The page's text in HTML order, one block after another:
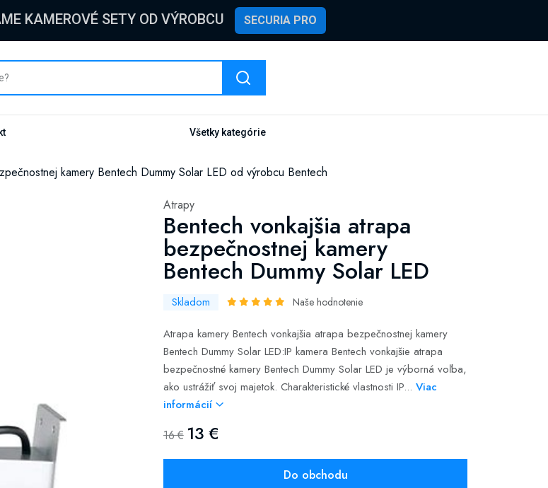
KAMEROVÉ SETY OD VÝROBCU SECURIA PRO
Všetky kategórie
kamery Bentech Dummy Solar LED od výrobcu Bentech
Atrapy
Bentech vonkajšia atrapa
bezpečnostnej kamery
Bentech Dummy Solar LED
Skladom Naše hodnotenie
Atrapa kamery Bentech vonkajšia atrapa bezpečnostnej kamery
Bentech Dummy Solar LED:IP kamera Bentech vonkajšie atrapa
bezpečnostné kamery Bentech Dummy Solar LED je výborná voľba,
ako ustrážiť svoj majetok. Charakteristické vlastnosti IP... Viac
informácií
16 € 13 €
Do obchodu